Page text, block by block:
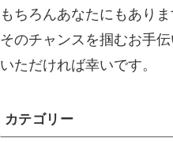
もちろんあなたにもありま
そのチャンスを掴むお手
いただければ幸いです。
カテゴリー